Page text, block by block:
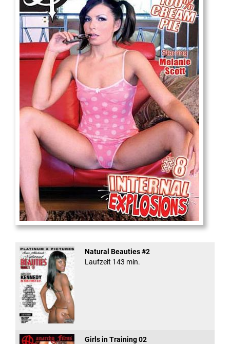
Internal Explosionen
Natural Beauties #2
Laufzeit 143 min.
Girls in Training 02